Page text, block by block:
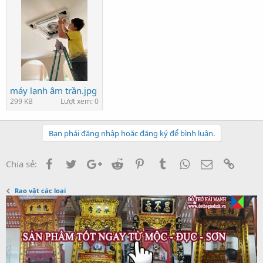
máy lạnh âm trần.jpg
299 KB Lượt xem: 0
Bạn phải đăng nhập hoặc đăng ký để bình luận.
Chia sẻ: FacebookTwitterGoogle+
Reddit PinterestTumblrWhatsApp
Email
Rao vặt các loại